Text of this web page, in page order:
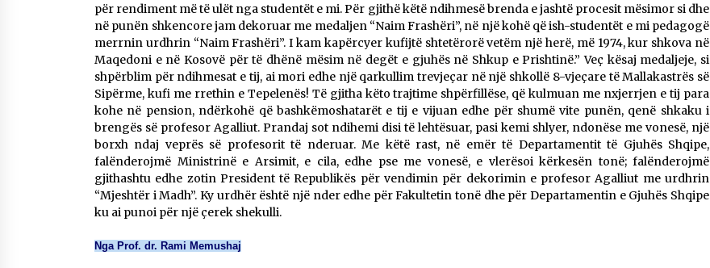
për rendiment më të ulët nga studentët e mi. Për gjithë këtë ndihmesë brenda e jashtë procesit mësimor si dhe
në punën shkencore jam dekoruar me medaljen “Naim Frashëri”, në një kohë që ish-studentët e mi pedagogë
merrnin urdhrin “Naim Frashëri”. I kam kapërcyer kufijtë shtetërorë vetëm një herë, më 1974, kur shkova në
Maqedoni e në Kosovë për të dhënë mësim në degët e gjuhës në Shkup e Prishtinë.” Veç kësaj medaljeje, si
shpërblim për ndihmesat e tij, ai mori edhe një qarkullim trevjeçar në një shkollë 8-vjeçare të Mallakastrës së
Sipërme, kufi me rrethin e Tepelenës! Të gjitha këto trajtime shpërfillëse, që kulmuan me nxjerrjen e tij para
kohe në pension, ndërkohë që bashkëmoshatarët e tij e vijuan edhe për shumë vite punën, qenë shkaku i
brengës së profesor Agalliut. Prandaj sot ndihemi disi të lehtësuar, pasi kemi shlyer, ndonëse me vonesë, një
borxh ndaj veprës së profesorit të nderuar. Me këtë rast, në emër të Departamentit të Gjuhës Shqipe,
falënderojmë Ministrinë e Arsimit, e cila, edhe pse me vonesë, e vlerësoi kërkesën tonë; falënderojmë
gjithashtu edhe zotin President të Republikës për vendimin për dekorimin e profesor Agalliut me urdhrin
“Mjeshtër i Madh”. Ky urdhër është një nder edhe për Fakultetin tonë dhe për Departamentin e Gjuhës Shqipe
ku ai punoi për një çerek shekulli.
Nga Prof. dr. Rami Memushaj